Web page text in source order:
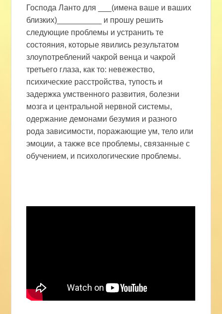
Господа Ланто для ___(имена ваше и ваших
близких)__________ и прошу решить
следующие проблемы и устранить те
состояния, которые явились результатом
злоупотреблений чакрой венца и чакрой
третьего глаза, как то: невежество,
психические расстройства, тупость и
задержка умственного развития, болезни
мозга и центральной нервной системы,
одержание демонами безумия и разного
рода зависимости, поражающие ум, тело или
эмоции, а также все проблемы, связанные с
обучением, и психологические проблемы.